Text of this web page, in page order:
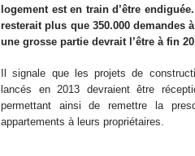
logement est en train d’être
resterait plus que 350.000 demandes
une grosse partie devrait l’être à fin
Il signale que les projets de
lancés en 2013 devraient être
permettant ainsi de remettre la
appartements à leurs propriétaires.